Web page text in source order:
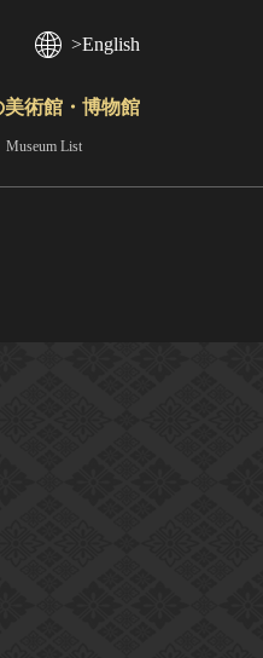
>English
美術館・博物館
Museum List